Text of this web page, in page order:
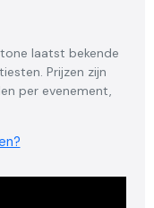
laatst bekende
Prijzen zijn
per evenement,